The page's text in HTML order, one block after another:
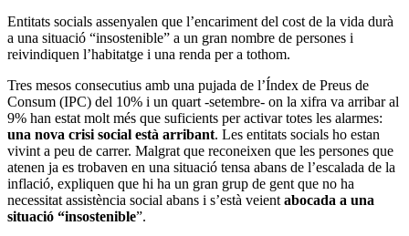
Entitats socials assenyalen que l’encariment del cost de la vida durà
a una situació “insostenible” a un gran nombre de persones i
reivindiquen l’habitatge i una renda per a tothom.
Tres mesos consecutius amb una pujada de l’Índex de Preus de
Consum (IPC) del 10% i un quart -setembre- on la xifra va arribar al
9% han estat molt més que suficients per activar totes les alarmes:
una nova crisi social està arribant. Les entitats socials ho estan
vivint a peu de carrer. Malgrat que reconeixen que les persones que
atenen ja es trobaven en una situació tensa abans de l’escalada de la
inflació, expliquen que hi ha un gran grup de gent que no ha
necessitat assistència social abans i s’està veientabocada a una
situació “insostenible”.